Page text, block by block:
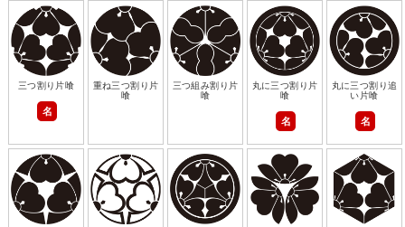
三つ割り片喰
名
重ね三つ割り片
喰
三つ組み割り片
喰
丸に三つ割り片
喰
名
丸に三つ割り追
い片喰
名